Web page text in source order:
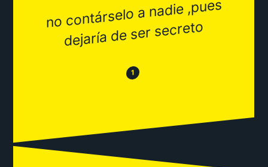
no contárselo a nadie ,pues
dejaría de ser secreto
😒 1 😂